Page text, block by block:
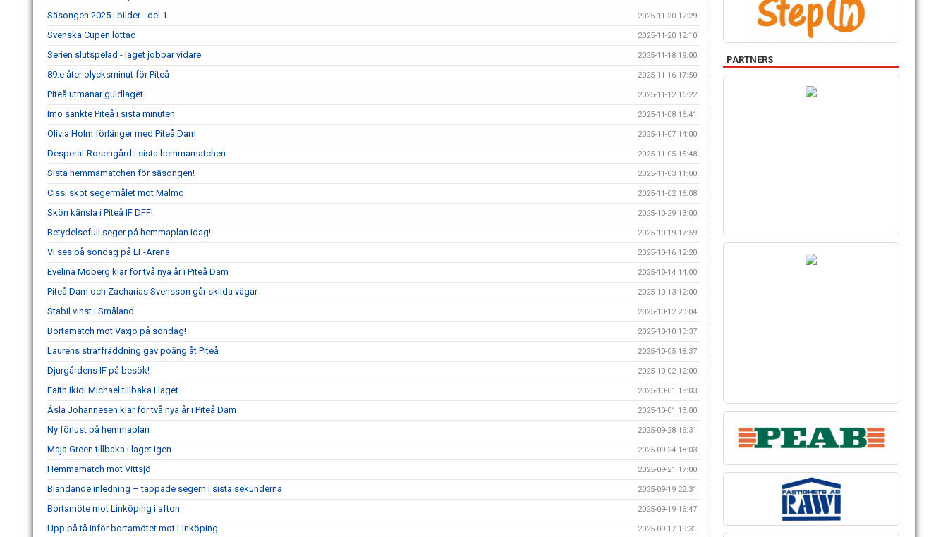
Säsongen 2025 i bilder - del 1 2025-11-20 12:29
Svenska Cupen lottad 2025-11-20 12:10
Serien slutspelad - laget jobbar vidare 2025-11-18 19:00
89:e åter olycksminut för Piteå 2025-11-16 17:50
Piteå utmanar guldlaget 2025-11-12 16:22
Imo sänkte Piteå i sista minuten 2025-11-08 16:41
Olivia Holm förlänger med Piteå Dam 2025-11-07 14:00
Desperat Rosengård i sista hemmamatchen 2025-11-05 15:48
Sista hemmamatchen för säsongen! 2025-11-03 11:00
Cissi sköt segermålet mot Malmö 2025-11-02 16:08
Skön känsla i Piteå IF DFF! 2025-10-29 13:00
Betydelsefull seger på hemmaplan idag! 2025-10-19 17:59
Vi ses på söndag på LF-Arena 2025-10-16 12:20
Evelina Moberg klar för två nya år i Piteå Dam 2025-10-14 14:00
Piteå Dam och Zacharias Svensson går skilda vägar 2025-10-13 12:00
Stabil vinst i Småland 2025-10-12 20:04
Bortamatch mot Växjö på söndag! 2025-10-10 13:37
Laurens straffräddning gav poäng åt Piteå 2025-10-05 18:37
Djurgårdens IF på besök! 2025-10-02 12:00
Faith Ikidi Michael tillbaka i laget 2025-10-01 18:03
Ásla Johannesen klar för två nya år i Piteå Dam 2025-10-01 13:00
Ny förlust på hemmaplan 2025-09-28 16:31
Maja Green tillbaka i laget igen 2025-09-24 18:03
Hemmamatch mot Vittsjö 2025-09-21 17:00
Bländande inledning – tappade segern i sista sekunderna 2025-09-19 22:31
Bortamöte mot Linköping i afton 2025-09-19 16:47
Upp på tå inför bortamötet mot Linköping 2025-09-17 19:31
PARTNERS